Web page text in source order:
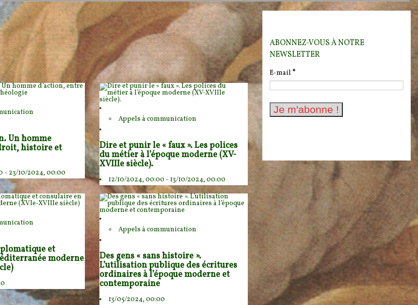
Un homme
histoire et
- 23/10/2024, 00:00
Appels à communication
Dire et punir le « faux ». Les polices
du métier à l’époque moderne (XV-
XVIIIe siècle).
12/10/2024, 00:00 - 13/10/2024, 00:00
et
moderne
Appels à communication
Des gens « sans histoire ».
L’utilisation publique des écritures
ordinaires à l’époque moderne et
contemporaine
13/05/2024, 00:00
ABONNEZ-VOUS À NOTRE
NEWSLETTER
E-mail *